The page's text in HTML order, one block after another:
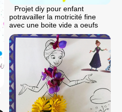
Projet diy pour enfant
potravailler la motricité fine
avec une boite vide a oeufs